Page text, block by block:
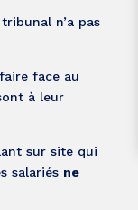
n’a pas
face au
à leur
sur site qui
salariés ne